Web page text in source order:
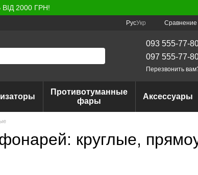
2000 ГРН!
РусУкр Сравнение
093 555-77-
097 555-77-
Перезвонить
Противотуманные
фары
Аксессуары
круглые,